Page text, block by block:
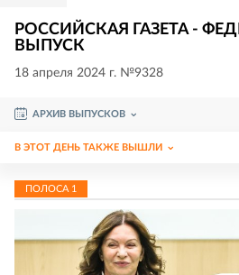
РОССИЙСКАЯ ГАЗЕТА -
ВЫПУСК
18 апреля 2024 г. №9328
АРХИВ ВЫПУСКОВ
В ЭТОТ ДЕНЬ ТАКЖЕ ВЫШЛИ
ПОЛОСА 1